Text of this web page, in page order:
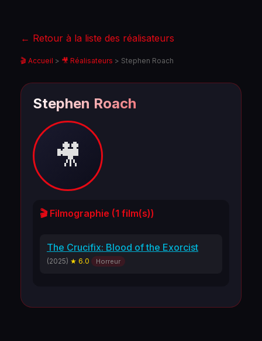
← Retour à la liste des réalisateurs
🎬 Accueil > 🎥 Réalisateurs > Stephen Roach
Stephen Roach
🎥
🎬 Filmographie (1 film(s))
The Crucifix: Blood of the Exorcist
(2025) ★ 6.0 Horreur